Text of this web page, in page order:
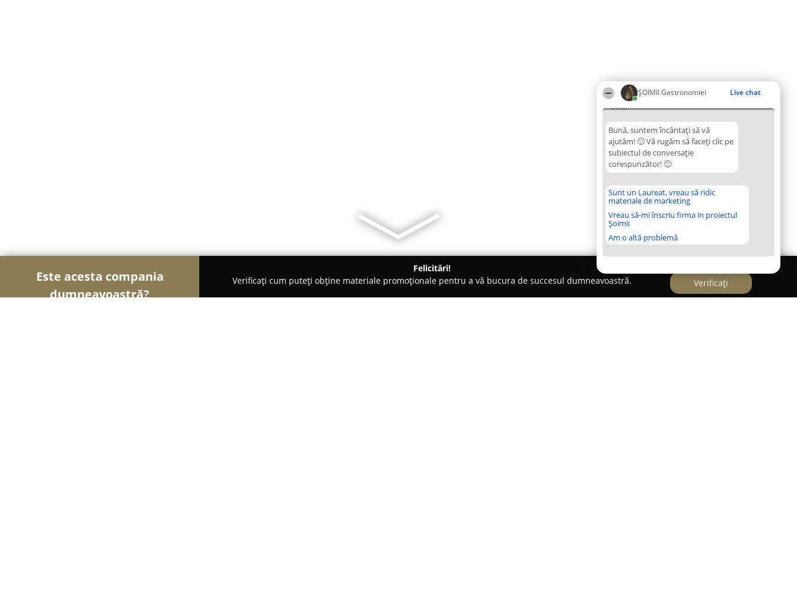
ȘOIMII Gastronomiei Live chat
01:58
Bună, suntem încântați să vă
ajutăm! 🙂 Vă rugăm să faceți clic pe
subiectul de conversație
corespunzător! 🙂
Sunt un Laureat, vreau să ridic
materiale de marketing
Vreau să-mi înscriu firma in proiectul
Șoimii
Am o altă problemă
Este acesta compania
dumneavoastră?
Felicitări!
Verificați cum puteți obține materiale promoționale pentru a vă bucura de succesul dumneavoastră.
Verificați